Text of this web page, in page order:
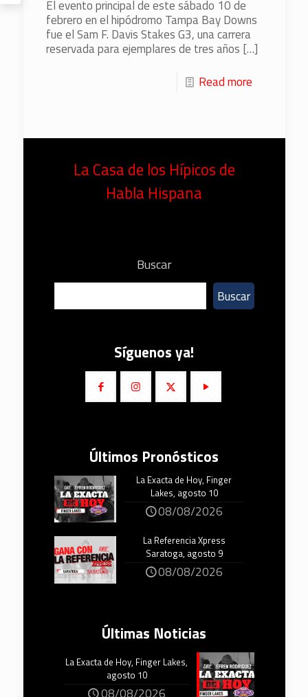
El evento principal de este sábado 10 de
febrero en el hipódromo Tampa Bay Downs
fue el Sam F. Davis Stakes G3, una carrera
reservada para ejemplares de tres años […]
Read more
La Casa de los Hípicos de
Habla Hispana
Buscar
Buscar
Síguenos ya!
Últimos Pronósticos
La Exacta de Hoy, Finger
Lakes, agosto 10
08/08/2026
La Referencia Xpress
Saratoga, agosto 9
08/08/2026
Últimas Noticias
La Exacta de Hoy, Finger Lakes,
agosto 10
08/08/2026